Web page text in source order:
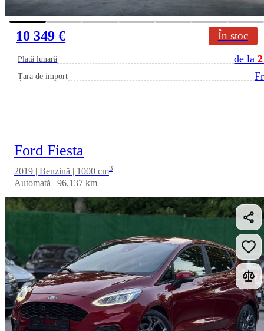
10 349 € În stoc
Plată lunară de la
Țara de import
Ford Fiesta
2019 | Benzină | 1000 cm3
Automată | 96,137 km